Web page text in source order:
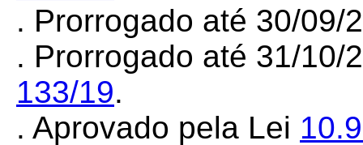
. Prorrogado até 30/
. Prorrogado até 31/10/
133/19.
. Aprovado pela Lei